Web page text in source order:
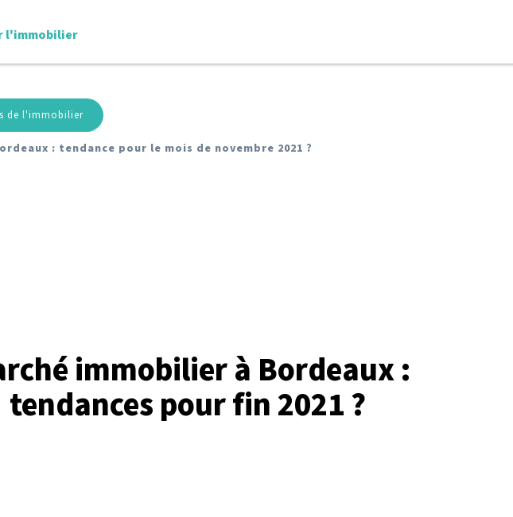
l'immobilier
de l'immobilier
: tendance pour le mois de novembre 2021 ?
immobilier à Bordeaux :
tendances pour fin 2021 ?